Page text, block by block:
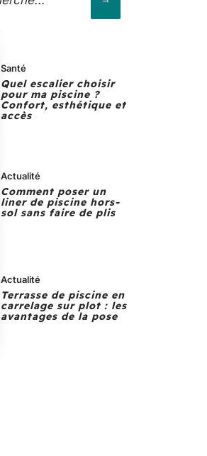
Santé
Quel escalier choisir
pour ma piscine ?
Confort, esthétique et
accès
Actualité
Comment poser un
liner de piscine hors-
sol sans faire de plis
Actualité
Terrasse de piscine en
carrelage sur plot : les
avantages de la pose